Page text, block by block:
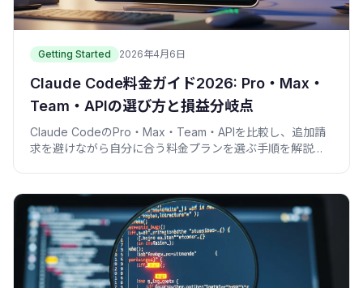
Getting Started 2026年4月6日
Claude Code料金ガイド2026: Pro・Max・
Team・APIの選び方と損益分岐点
Claude CodeのPro・Max・Team・APIを比較し、追加請
求を避けながら自分に合う料金プランを選ぶ手順を解説し